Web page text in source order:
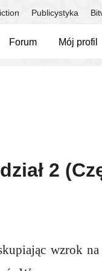
Publicystyka
Forum Mój profil
2
wzrok